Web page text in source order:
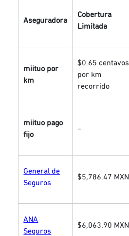
Aseguradora
Cobertura
Limitada
miituo por
km
$0.65 centavos
por km
recorrido
miituo pago
fijo
–
General de
Seguros
$5,786.47 MXN
ANA
Seguros
$6,063.90 MXN